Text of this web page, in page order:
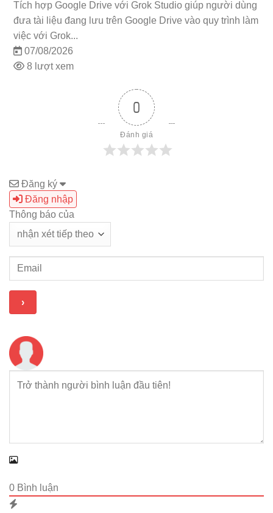
Tích hợp Google Drive với Grok Studio giúp người dùng
đưa tài liệu đang lưu trên Google Drive vào quy trình làm
việc với Grok...
07/08/2026
8 lượt xem
0
Đánh giá
Đăng ký
Đăng nhập
Thông báo của
0 Bình luận